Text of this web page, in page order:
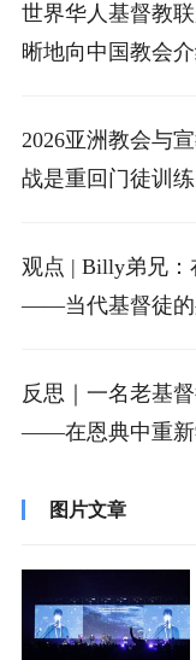
世界华人基督教
晰地向中国教会
2026亚洲教会与
战是重回门徒训练
观点 | Billy弟兄：
——当代基督徒的
反思｜一名老基
——在恩典中重新
图片文章